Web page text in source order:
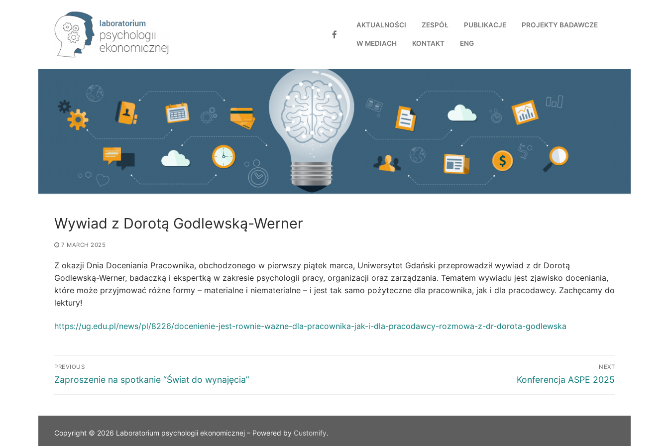
AKTUALNOŚCI ZESPÓŁ PUBLIKACJE PROJEKTY BADAWCZE
W MEDIACH KONTAKT ENG
Wywiad z Dorotą Godlewską-Werner
7 MARCH 2025
Z okazji Dnia Doceniania Pracownika, obchodzonego w pierwszy piątek marca, Uniwersytet Gdański przeprowadził wywiad z dr Dorotą
Godlewską-Werner, badaczką i ekspertką w zakresie psychologii pracy, organizacji oraz zarządzania. Tematem wywiadu jest zjawisko doceniania,
które może przyjmować różne formy – materialne i niematerialne – i jest tak samo pożyteczne dla pracownika, jak i dla pracodawcy. Zachęcamy do
lektury!
https://ug.edu.pl/news/pl/8226/docenienie-jest-rownie-wazne-dla-pracownika-jak-i-dla-pracodawcy-rozmowa-z-dr-dorota-godlewska
PREVIOUS
Zaproszenie na spotkanie “Świat do wynajęcia”
NEXT
Konferencja ASPE 2025
Copyright © 2026 Laboratorium psychologii ekonomicznej – Powered by Customify.